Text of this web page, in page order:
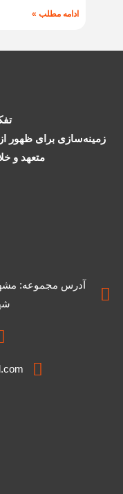
ادامه مطلب »
زمینه‌سازی برای ظهور
متعهد و